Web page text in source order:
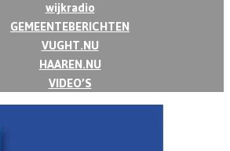
wijkradio
GEMEENTEBERICHTEN
VUGHT.NU
HAAREN.NU
VIDEO’S